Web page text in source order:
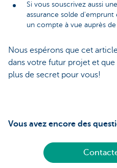
Si vous souscrivez aussi
assurance solde d'emprunt
un compte à vue auprès de
Nous espérons que cet
dans votre futur projet et
plus de secret pour vous!
Vous avez encore des